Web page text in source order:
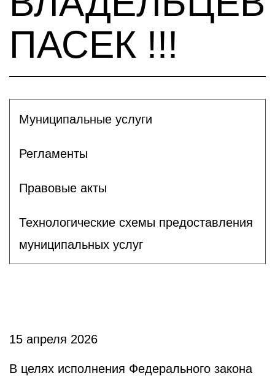
ПАСЕК !!!
Муниципальные услуги
Регламенты
Правовые акты
Технологические схемы предоставления
муниципальных услуг
15 апреля 2026
В целях исполнения Федерального закона